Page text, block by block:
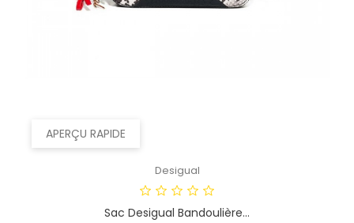
APERÇU RAPIDE
Desigual
Sac Desigual Bandoulière...